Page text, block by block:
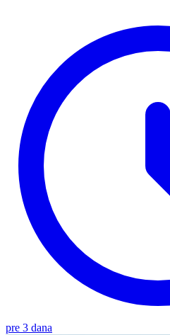
pre 3 dana